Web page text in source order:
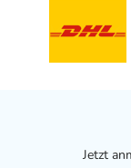
Jetzt